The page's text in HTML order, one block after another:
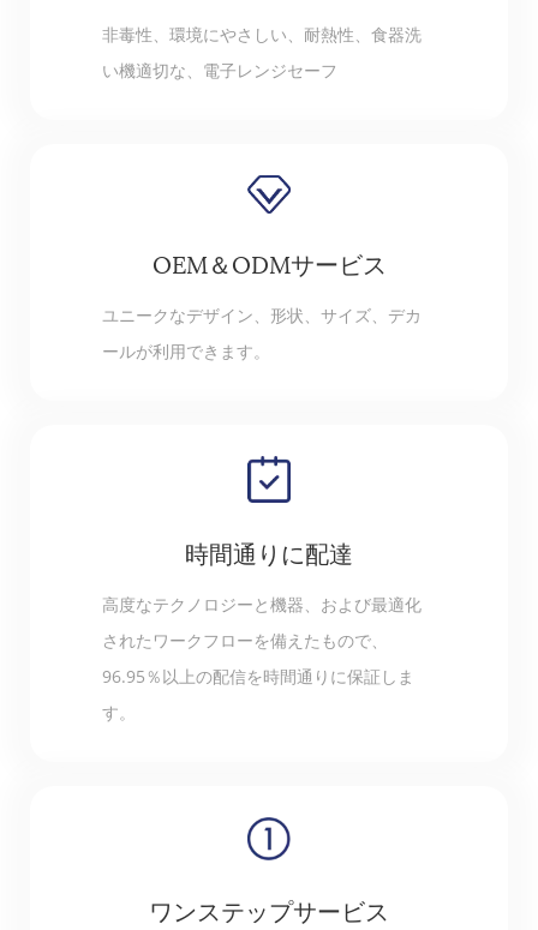
非毒性、環境にやさしい、耐熱性、食器洗
い機適切な、電子レンジセーフ
OEM＆ODMサービス
ユニークなデザイン、形状、サイズ、デカ
ールが利用できます。
時間通りに配達
高度なテクノロジーと機器、および最適化
されたワークフローを備えたもので、
96.95％以上の配信を時間通りに保証しま
す。
ワンステップサービス